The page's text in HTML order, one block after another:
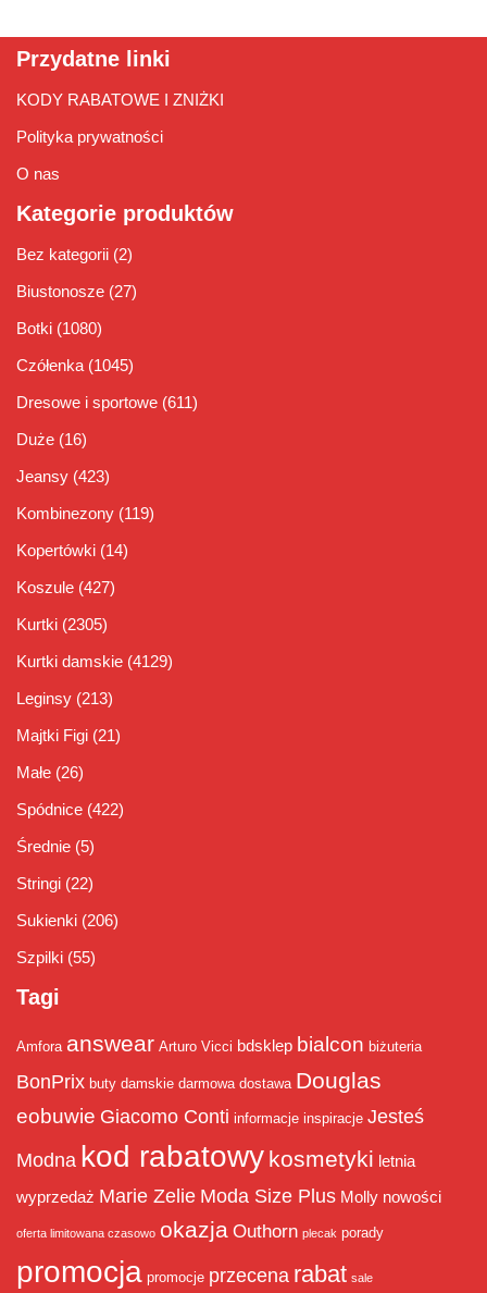
Przydatne linki
KODY RABATOWE I ZNIŻKI
Polityka prywatności
O nas
Kategorie produktów
Bez kategorii (2)
Biustonosze (27)
Botki (1080)
Czółenka (1045)
Dresowe i sportowe (611)
Duże (16)
Jeansy (423)
Kombinezony (119)
Kopertówki (14)
Koszule (427)
Kurtki (2305)
Kurtki damskie (4129)
Leginsy (213)
Majtki Figi (21)
Małe (26)
Spódnice (422)
Średnie (5)
Stringi (22)
Sukienki (206)
Szpilki (55)
Tagi
Amfora answear Arturo Vicci bdsklep bialcon biżuteria
BonPrix buty damskie darmowa dostawa Douglas
eobuwie Giacomo Conti informacje inspiracje Jesteś
Modna kod rabatowy kosmetyki letnia
wyprzedaż Marie Zelie Moda Size Plus Molly nowości
oferta limitowana czasowo okazja Outhorn plecak porady
promocja promocje przecena rabat sale